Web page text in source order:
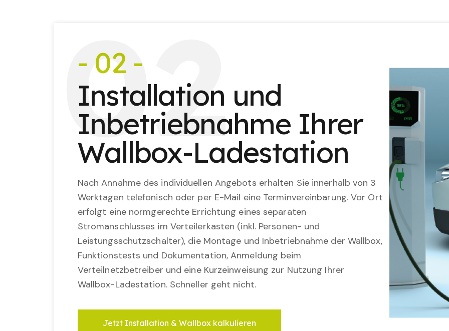
02
- 02 -
Installation und
Inbetriebnahme Ihrer
Wallbox-Ladestation
Nach Annahme des individuellen Angebots erhalten Sie innerhalb von 3
Werktagen telefonisch oder per E-Mail eine Terminvereinbarung. Vor Ort
erfolgt eine normgerechte Errichtung eines separaten
Stromanschlusses im Verteilerkasten (inkl. Personen- und
Leistungsschutzschalter), die Montage und Inbetriebnahme der Wallbox,
Funktionstests und Dokumentation, Anmeldung beim
Verteilnetzbetreiber und eine Kurzeinweisung zur Nutzung Ihrer
Wallbox-Ladestation. Schneller geht nicht.
Jetzt Installation & Wallbox kalkulieren